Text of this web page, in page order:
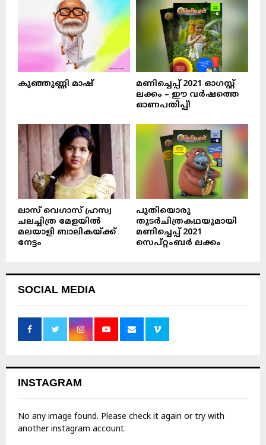
കുഞ്ഞുണ്ണി മാഷ്‌
മണിച്ചെപ്പ് 2021 ഓഗസ്റ്റ്
ലക്കം – ഈ വർഷത്തെ
ഓണപതിപ്പ്!
ലാസ് വെഗാസ് ഹ്രസ്വ
ചലച്ചിത്ര മേളയിൽ
മലയാളി ബാലികയ്ക്ക്
നേട്ടം
പുതിയൊരു
തുടർചിത്രകഥയുമായി
മണിച്ചെപ്പ് 2021
സെപ്റ്റംബർ ലക്കം
SOCIAL MEDIA
INSTAGRAM
No any image found. Please check it again or try with
another instagram account.